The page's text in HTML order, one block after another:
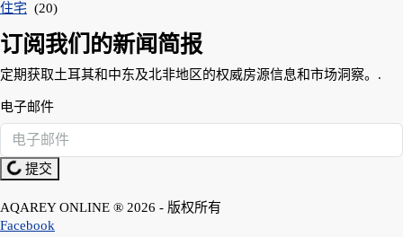
住宅 (20)
订阅我们的新闻简报
定期获取土耳其和中东及北非地区的权威房源信息和市场洞察。.
电子邮件
提交
AQAREY ONLINE ® 2026 - 版权所有
Facebook